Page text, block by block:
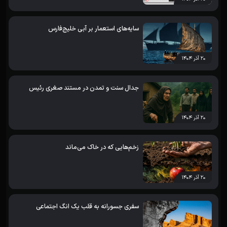
۲۰ آذر ۱۴۰۴
سایه‌های استعمار بر آبی خلیج‌فارس
۲۰ آذر ۱۴۰۴
جدال سنت و تمدن در مستند صغری رئیس
۲۰ آذر ۱۴۰۴
زخم‌هایی که در خاک می‌ماند
سفری جسورانه به قلب یک انگ اجتماعی